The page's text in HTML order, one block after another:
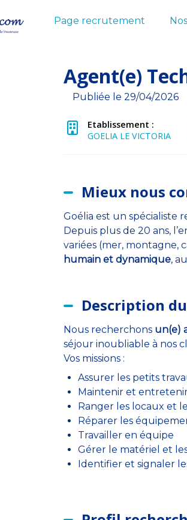
Page recrutement
Agent(e)
Publiée le 29/04/2026
Etablissement :
GOELIA LE VICTORIA
Mieux nous
Goélia est un spécialiste
Depuis plus de 20 ans,
variées (mer, montagne,
humain et dynamique,
Description
Nous recherchons un(e)
séjour inoubliable à nos
Vos missions :
Assurer les petits
Maintenir et
Ranger les locaux et
Réparer les
Travailler en équipe
Gérer le matériel et
Identifier et signaler